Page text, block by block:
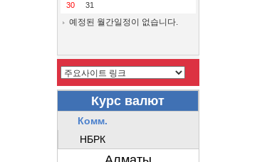
30
31
예정된 월간일정이 없습니다.